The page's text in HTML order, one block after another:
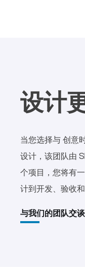
设计
当您选择与 创意
设计，该团队由
个项目，您将有
计到开发、验收
与我们的团队交谈